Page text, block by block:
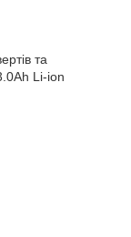
та
Li-ion